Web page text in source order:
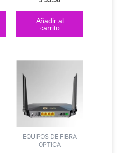
Añadir al
carrito
EQUIPOS DE FIBRA
OPTICA